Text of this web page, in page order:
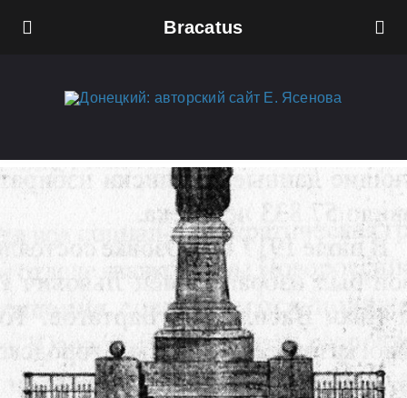
Bracatus